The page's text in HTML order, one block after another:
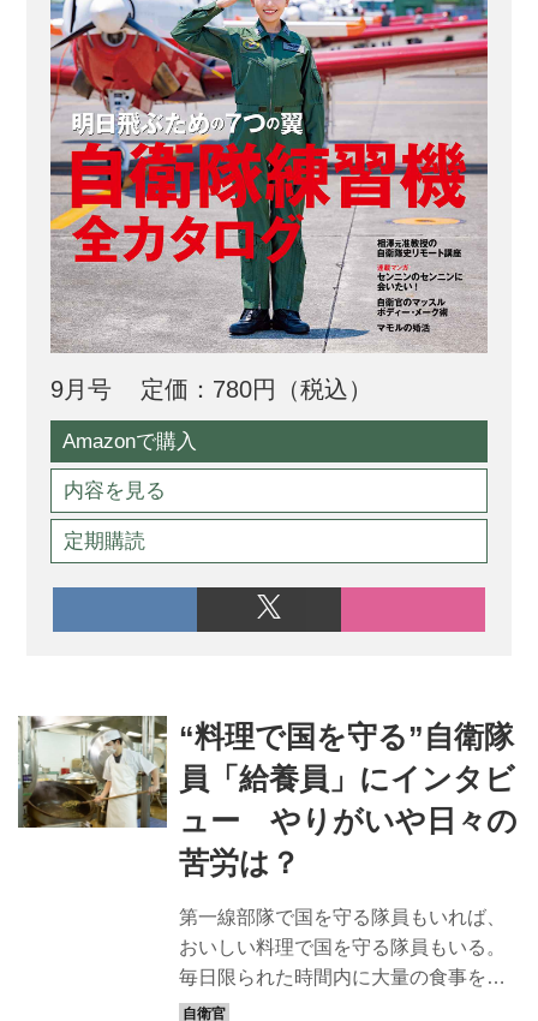
9月号 定価：780円（税込）
Amazonで購入
内容を見る
定期購読
“料理で国を守る”自衛隊
員「給養員」にインタビ
ュー やりがいや日々の
苦労は？
第一線部隊で国を守る隊員もいれば、
おいしい料理で国を守る隊員もいる。
毎日限られた時間内に大量の食事を作
る自衛隊の「給養員」だ。 多くの人が